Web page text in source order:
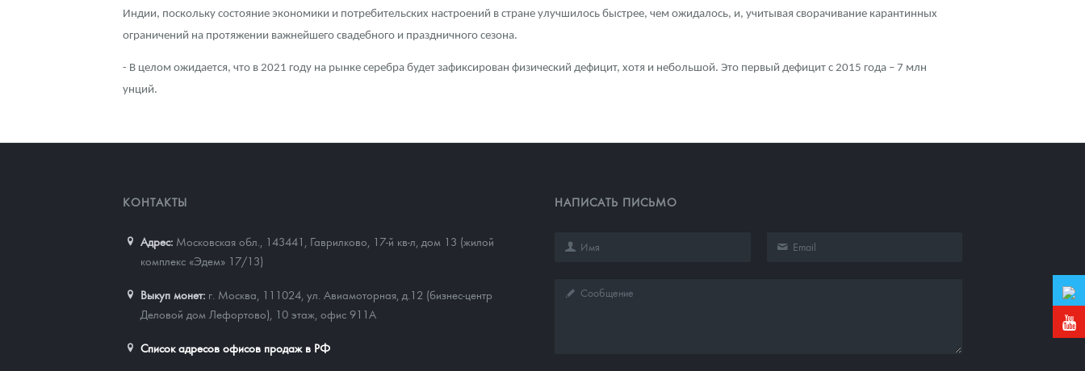
Индии, поскольку состояние экономики и потребительских настроений в стране улучшилось быстрее, чем ожидалось, и, учитывая сворачивание карантинных
ограничений на протяжении важнейшего свадебного и праздничного сезона.
- В целом ожидается, что в 2021 году на рынке серебра будет зафиксирован физический дефицит, хотя и небольшой. Это первый дефицит с 2015 года – 7 млн
унций.
КОНТАКТЫ
Адрес: Московская обл., 143441
Гаврилково, 17-й кв-л, дом 13 (жилой
комплекс «Эдем» 17/13)
Выкуп монет: г. Москва, 111024, ул. Авиамоторная, д.12 (бизнес-центр
Деловой дом Лефортово), 10 этаж, офис 911А
Список адресов офисов продаж в РФ
НАПИСАТЬ ПИСЬМО